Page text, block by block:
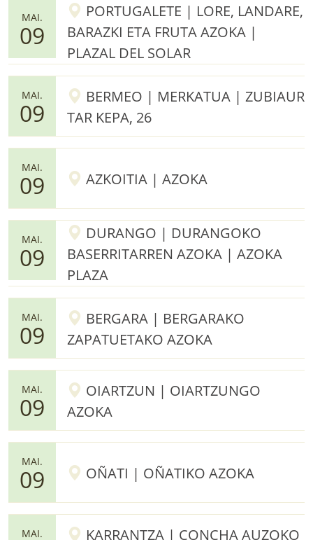
MAI.
09
PORTUGALETE | LORE, LANDARE,
BARAZKI ETA FRUTA AZOKA |
PLAZAL DEL SOLAR
MAI.
09
BERMEO | MERKATUA | ZUBIAUR
TAR KEPA, 26
MAI.
09 AZKOITIA | AZOKA
MAI.
09
DURANGO | DURANGOKO
BASERRITARREN AZOKA | AZOKA
PLAZA
MAI.
09
BERGARA | BERGARAKO
ZAPATUETAKO AZOKA
MAI.
09
OIARTZUN | OIARTZUNGO
AZOKA
MAI.
09 OÑATI | OÑATIKO AZOKA
MAI.
KARRANTZA | CONCHA AUZOKO